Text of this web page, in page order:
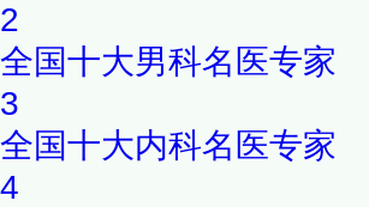
2
全国十大男科名医专家
3
全国十大内科名医专家
4